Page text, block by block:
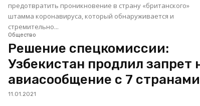
предотвратить проникновение в страну «британского»
штамма коронавируса, который обнаруживается и
стремительно...
Общество
Решение спецкомиссии:
Узбекистан продлил запрет
авиасообщение с 7 странами
11.01.2021